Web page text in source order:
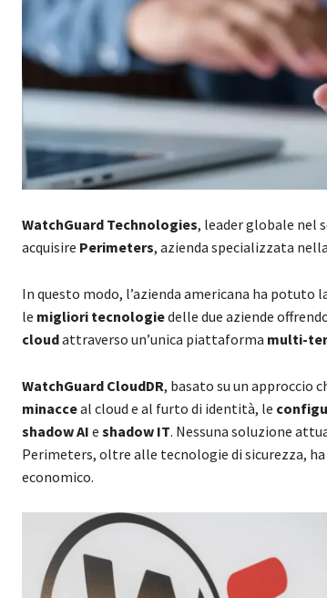
WatchGuard Technologies, leader globale nel
acquisire Perimeters, azienda specializzata
In questo modo, l’azienda americana ha potuto
le migliori tecnologiedelle due aziende
cloudattraverso un’unica piattaforma multi-
WatchGuard CloudDR, basato su un approccio
minacceal cloud e al furto di identità, le
shadow AI e shadow IT. Nessuna soluzione
Perimeters, oltre alle tecnologie di sicurezza,
economico.